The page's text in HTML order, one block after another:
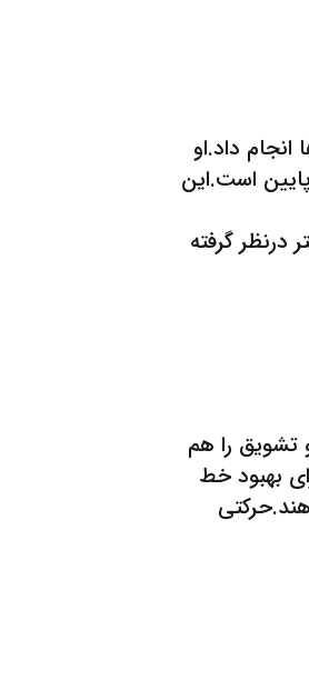
داد.او
است.این
درنظر گرفته
و تشویق را هم
بهبود خط